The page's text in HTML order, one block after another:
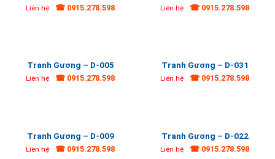
Liên hệ ☎ 0915.278.598 Liên hệ ☎ 0915.278.598
Tranh Gương – D-005
Liên hệ ☎ 0915.278.598
Tranh Gương – D-031
Liên hệ ☎ 0915.278.598
Tranh Gương – D-009
Liên hệ ☎ 0915.278.598
Tranh Gương – D-022
Liên hệ ☎ 0915.278.598